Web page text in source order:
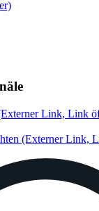
Link, Link
(Externer Link,